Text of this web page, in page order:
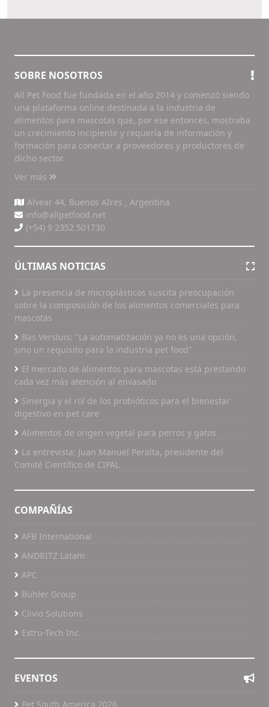
SOBRE NOSOTROS
All Pet Food fue fundada en el año 2014 y comenzó siendo
una plataforma online destinada a la industria de
alimentos para mascotas que, por ese entonces, mostraba
un crecimiento incipiente y requería de información y
formación para conectar a proveedores y productores de
dicho sector.
Ver más
Alvear 44, Buenos AIres , Argentina
info@allpetfood.net
(+54) 9 2352 501730
ÚLTIMAS NOTICIAS
La presencia de microplásticos suscita preocupación
sobre la composición de los alimentos comerciales para
mascotas
Bas Versluis: "La automatización ya no es una opción,
sino un requisito para la industria pet food"
El mercado de alimentos para mascotas está prestando
cada vez más atención al envasado
Sinergia y el rol de los probióticos para el bienestar
digestivo en pet care
Alimentos de origen vegetal para perros y gatos
La entrevista: Juan Manuel Peralta, presidente del
Comité Científico de CIPAL
COMPAÑÍAS
AFB International
ANDRITZ Latam
APC
Bühler Group
Clivio Solutions
Extru-Tech Inc.
EVENTOS
Pet South America 2026